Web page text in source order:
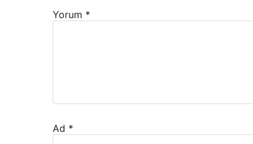
Yorum *
Ad *